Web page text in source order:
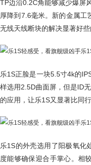
TP边沿0.2C角能够减少爆屏
厚降到7.6毫米。新的金属工
无线天线断块的解决显著好些
乐1S正脸是一块5.5寸4k的
样选用2.5D曲面屏，但是ID
的应用，让乐1S又显著比同行
乐1S的外壳选用了阳极氧化
度能够确保迎合手掌心。相